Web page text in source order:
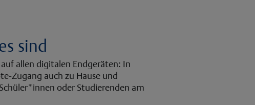
sind
allen digitalen Endgeräten: In
Zugang auch zu Hause und
oder Studierenden am